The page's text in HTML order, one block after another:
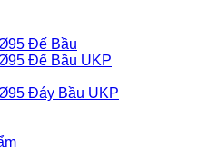
Đế Bầu
Đế Bầu UKP
Đáy Bầu UKP